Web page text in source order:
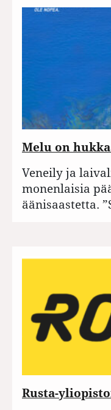
Melu on
Veneily ja
monenlaisia
äänisaastetta.
Rusta-